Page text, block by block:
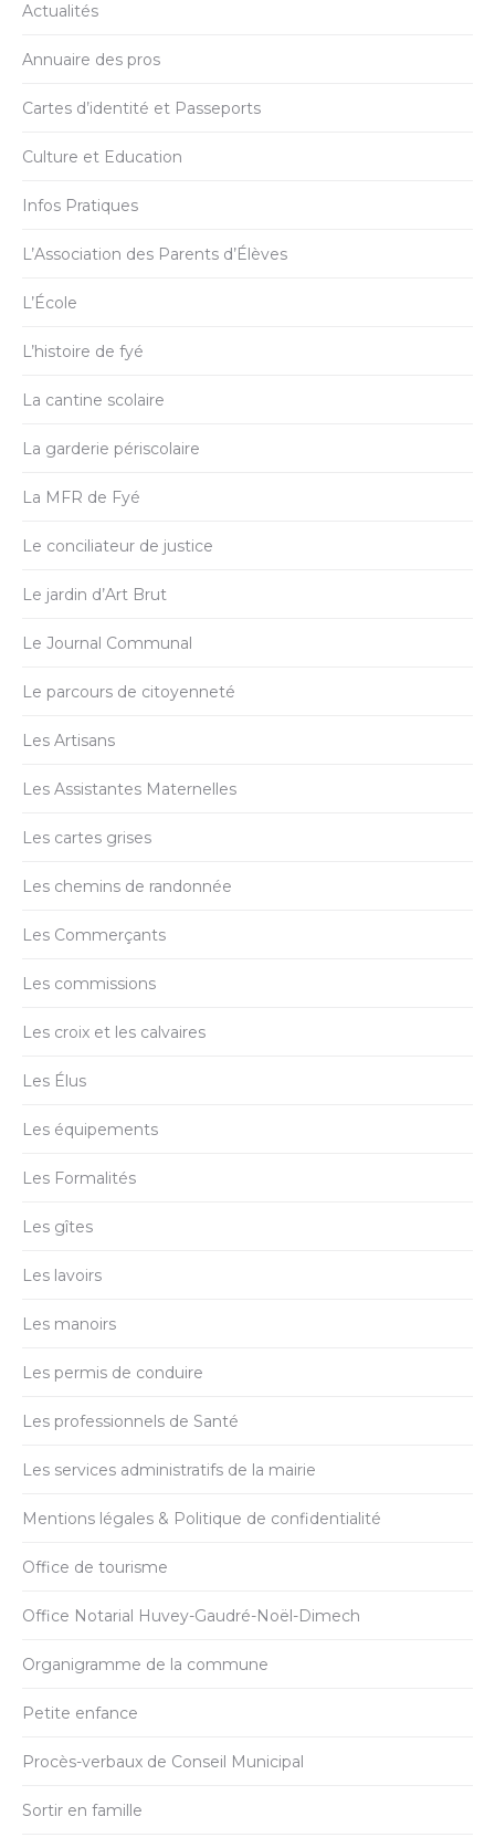
Actualités
Annuaire des pros
Cartes d’identité et Passeports
Culture et Education
Infos Pratiques
L’Association des Parents d’Élèves
L’École
L’histoire de fyé
La cantine scolaire
La garderie périscolaire
La MFR de Fyé
Le conciliateur de justice
Le jardin d’Art Brut
Le Journal Communal
Le parcours de citoyenneté
Les Artisans
Les Assistantes Maternelles
Les cartes grises
Les chemins de randonnée
Les Commerçants
Les commissions
Les croix et les calvaires
Les Élus
Les équipements
Les Formalités
Les gîtes
Les lavoirs
Les manoirs
Les permis de conduire
Les professionnels de Santé
Les services administratifs de la mairie
Mentions légales & Politique de confidentialité
Office de tourisme
Office Notarial Huvey-Gaudré-Noël-Dimech
Organigramme de la commune
Petite enfance
Procès-verbaux de Conseil Municipal
Sortir en famille